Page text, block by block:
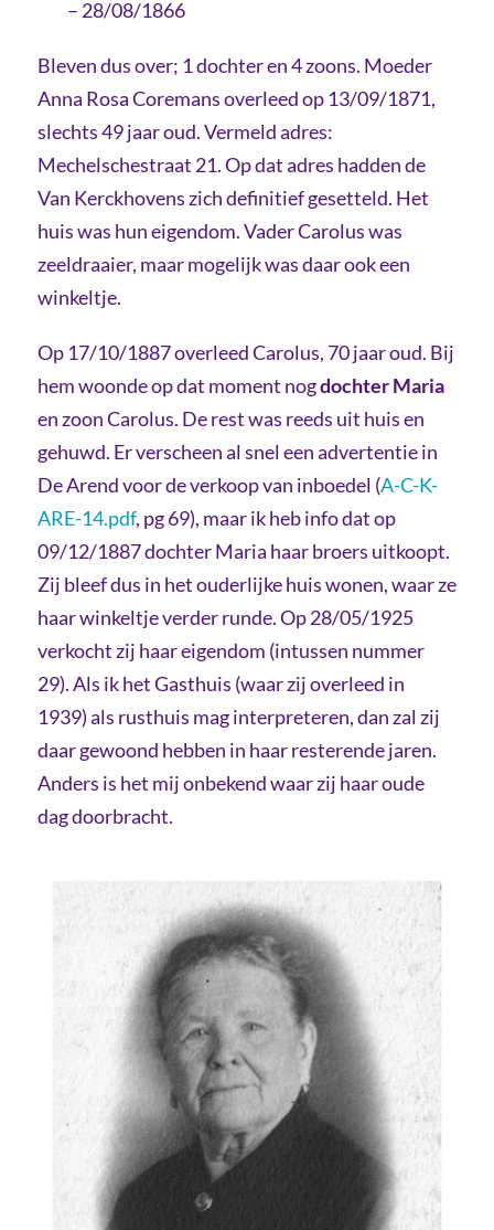
– 28/08/1866
Bleven dus over; 1 dochter en 4 zoons. Moeder
Anna Rosa Coremans overleed op 13/09/1871,
slechts 49 jaar oud. Vermeld adres:
Mechelschestraat 21. Op dat adres hadden de
Van Kerckhovens zich definitief gesetteld. Het
huis was hun eigendom. Vader Carolus was
zeeldraaier, maar mogelijk was daar ook een
winkeltje.
Op 17/10/1887 overleed Carolus, 70 jaar oud. Bij
hem woonde op dat moment nogdochter Maria
en zoon Carolus. De rest was reeds uit huis en
gehuwd. Er verscheen al snel een advertentie in
De Arend voor de verkoop van inboedel (A-C-K-
ARE-14.pdf, pg 69), maar ik heb info dat op
09/12/1887 dochter Maria haar broers uitkoopt.
Zij bleef dus in het ouderlijke huis wonen, waar ze
haar winkeltje verder runde. Op 28/05/1925
verkocht zij haar eigendom (intussen nummer
29). Als ik het Gasthuis (waar zij overleed in
1939) als rusthuis mag interpreteren, dan zal zij
daar gewoond hebben in haar resterende jaren.
Anders is het mij onbekend waar zij haar oude
dag doorbracht.